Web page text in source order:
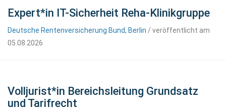
Expert*in IT-Sicherheit Reha-Klinikgruppe
Deutsche Rentenversicherung Bund, Berlin / veröffentlicht am
05.08.2026
Volljurist*in Bereichsleitung Grundsatz
und Tarifrecht